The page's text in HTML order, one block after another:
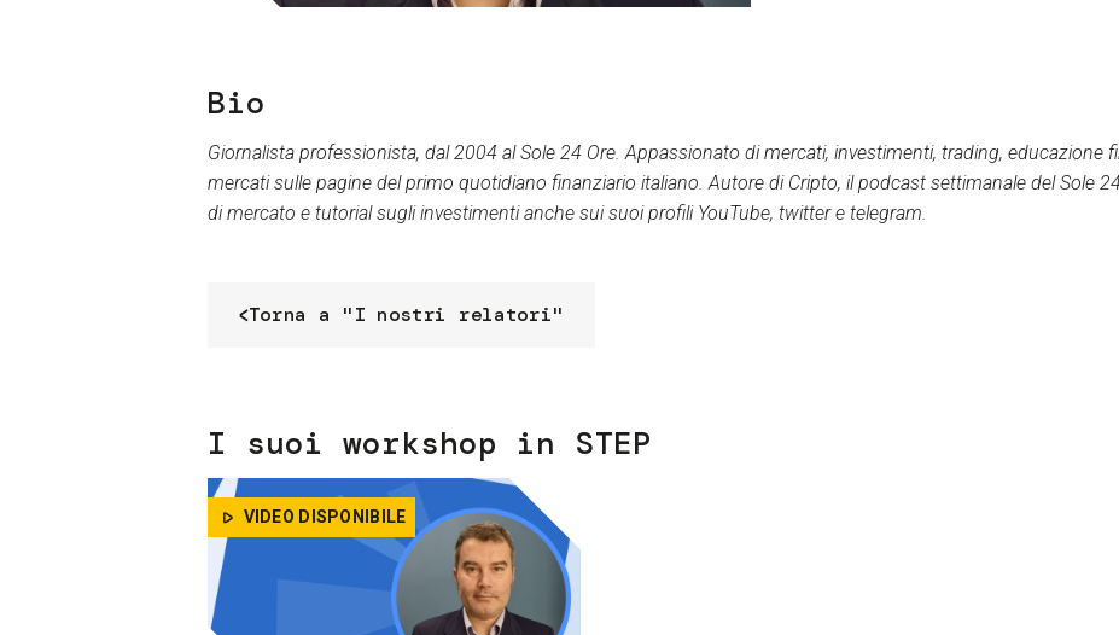
Bio
Giornalista professionista, dal 2004 al Sole 24 Ore. Appassionato di mercati, investimenti, trading, educazione
mercati sulle pagine del primo quotidiano finanziario italiano. Autore di Cripto, il podcast settimanale del Sole
di mercato e tutorial sugli investimenti anche sui suoi profili YouTube, twitter e telegram.
Torna a "I nostri relatori"
I suoi workshop in STEP
VIDEO DISPONIBILE